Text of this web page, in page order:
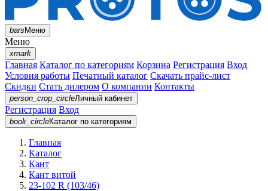
barsМеню
Меню
xmark
Главная Каталог по категориям Корзина Регистрация Вход
Условия работы Печатный каталог Скачать прайс-лист
Скидки Стать дилером О компании Контакты
person_crop_circleЛичный кабинет
Регистрация Вход
book_circleКаталог по категориям
Главная
Каталог
Кант
Кант витой
23-102 R (103/46)